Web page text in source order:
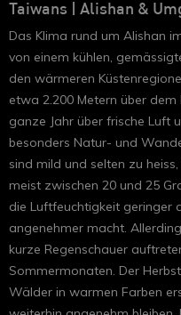
Taiwans
Alishan &
Das Klima rund um Alishan
von einem kühlen,
den wärmeren
etwa 2.200 Metern über
ganze Jahr über frische Luft
besonders Natur- und
sind mild und selten zu
meist zwischen 20 und 25
die Luftfeuchtigkeit geringer
angenehmer macht.
kurze Regenschauer
Sommermonaten. Der
Wälder in warmen Farben